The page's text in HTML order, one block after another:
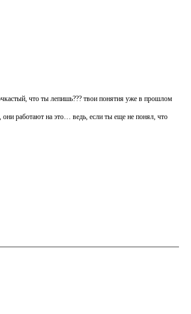
что ты лепишь??? твои понятия уже в прошлом
работают на это… ведь, если ты еще не понял, что